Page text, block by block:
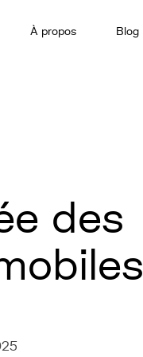
À propos Blog
des